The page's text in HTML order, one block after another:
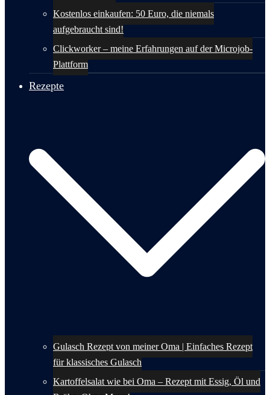
Kostenlos einkaufen: 50 Euro, die niemals
aufgebraucht sind!
Clickworker – meine Erfahrungen auf der Microjob-
Plattform
Rezepte
Gulasch Rezept von meiner Oma | Einfaches Rezept
für klassisches Gulasch
Kartoffelsalat wie bei Oma – Rezept mit Essig, Öl und